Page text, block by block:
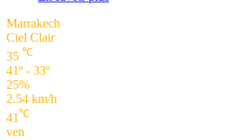
Marrakech
Ciel Clair
35 ℃
41º - 33º
25%
2.54 km/h
41 ℃
ven